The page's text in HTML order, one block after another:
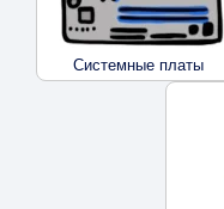
Системные платы